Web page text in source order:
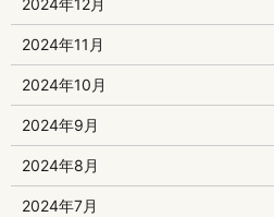
2024年12月
2024年11月
2024年10月
2024年9月
2024年8月
2024年7月